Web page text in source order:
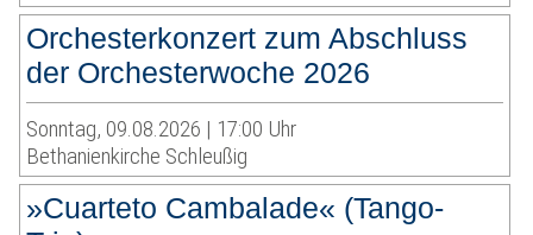
Orchesterkonzert zum Abschluss
der Orchesterwoche 2026
Sonntag, 09.08.2026 | 17:00 Uhr
Bethanienkirche Schleußig
»Cuarteto Cambalade« (Tango-